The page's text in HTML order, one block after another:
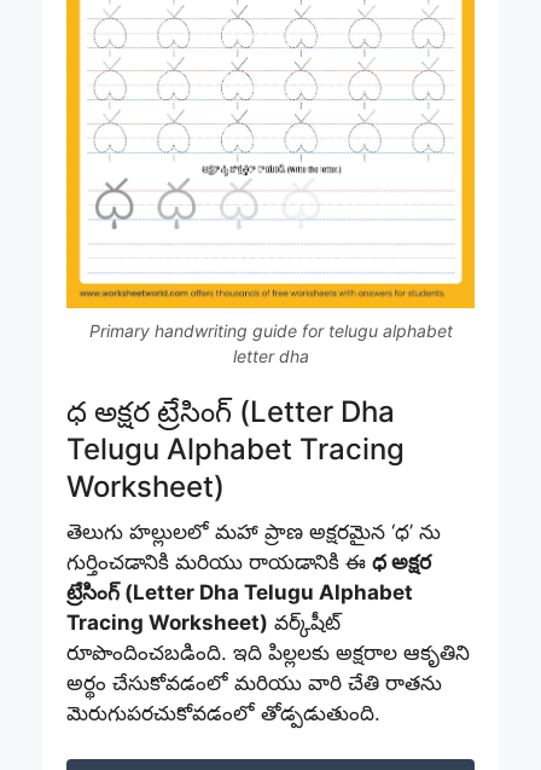
Primary handwriting guide for telugu alphabet
letter dha
ధ అక్షర ట్రేసింగ్ (Letter Dha
Telugu Alphabet Tracing
Worksheet)
తెలుగు హల్లులలో మహా ప్రాణ అక్షరమైన ‘ధ’ ను
గుర్తించడానికి మరియు రాయడానికి ఈ ధ అక్షర
ట్రేసింగ్ (Letter Dha Telugu Alphabet
Tracing Worksheet) వర్క్‌షీట్
రూపొందించబడింది. ఇది పిల్లలకు అక్షరాల ఆకృతిని
అర్థం చేసుకోవడంలో మరియు వారి చేతి రాతను
మెరుగుపరచుకోవడంలో తోడ్పడుతుంది.